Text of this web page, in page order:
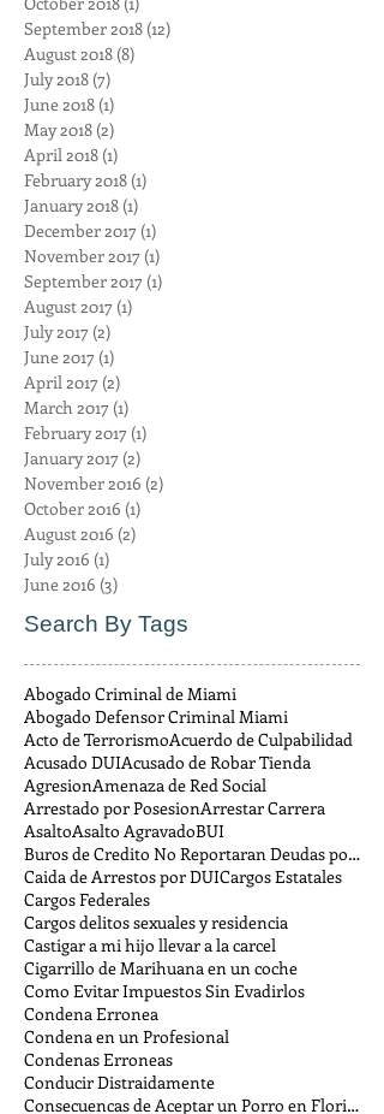
September 2018 (12)
August 2018 (8)
July 2018 (7)
June 2018 (1)
May 2018 (2)
April 2018 (1)
February 2018 (1)
January 2018 (1)
December 2017 (1)
November 2017 (1)
September 2017 (1)
August 2017 (1)
July 2017 (2)
June 2017 (1)
April 2017 (2)
March 2017 (1)
February 2017 (1)
January 2017 (2)
November 2016 (2)
October 2016 (1)
August 2016 (2)
July 2016 (1)
June 2016 (3)
Search By Tags
Abogado Criminal de Miami
Abogado Defensor Criminal Miami
Acto de TerrorismoAcuerdo de Culpabilidad
Acusado DUIAcusado de Robar Tienda
AgresionAmenaza de Red Social
Arrestado por PosesionArrestar Carrera
AsaltoAsalto AgravadoBUI
Buros de Credito No Reportaran Deudas por Multas
Caida de Arrestos por DUICargos Estatales
Cargos Federales
Cargos delitos sexuales y residencia
Castigar a mi hijo llevar a la carcel
Cigarrillo de Marihuana en un coche
Como Evitar Impuestos Sin Evadirlos
Condena Erronea
Condena en un Profesional
Condenas Erroneas
Conducir Distraidamente
Consecuencas de Aceptar un Porro en Florida